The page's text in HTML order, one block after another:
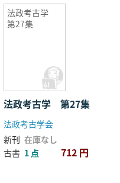
法政考古学
第27集
法政考古学 第27集
法政考古学会
新刊 在庫なし
古書 1 点 712 円